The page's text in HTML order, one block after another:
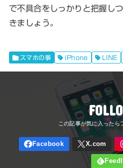
で不具合をしっかりと把握し
きましょう。
スマホの事 iPhone LINE